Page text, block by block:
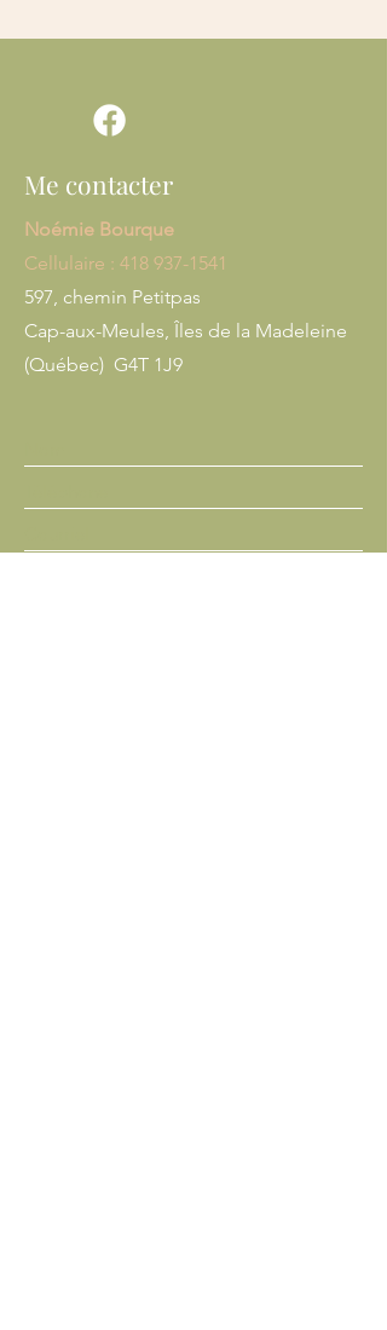
Me contacter
Noémie Bourque
Cellulaire : 418 937-1541
597, chemin Petitpas
Cap-aux-Meules, Îles de la Madeleine
(Québec) G4T 1J9